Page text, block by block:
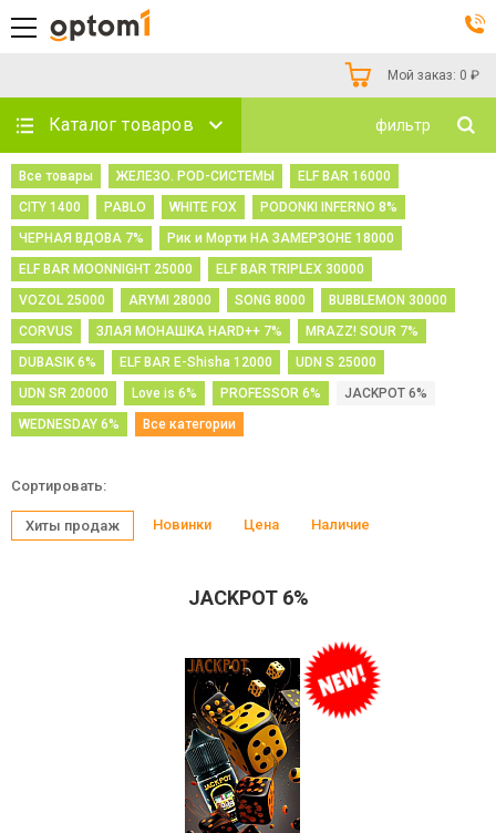
Мой заказ: 0 ₽
Каталог товаров фильтр
Все товары ЖЕЛЕЗО. POD-СИСТЕМЫ
ELF BAR 16000
CITY 1400
PABLO WHITE FOX
PODONKI INFERNO 8%
ЧЕРНАЯ ВДОВА 7%
Рик и Морти НА ЗАМЕРЗОНЕ 18000
ELF BAR MOONNIGHT 25000
ELF BAR TRIPLEX 30000
VOZOL 25000
ARYMI 28000 SONG 8000
BUBBLEMON 30000
CORVUS
ЗЛАЯ МОНАШКА HARD++ 7%
MRAZZ! SOUR 7%
DUBASIK 6%
ELF BAR E-Shisha 12000
UDN S 25000
UDN SR 20000
Love is 6% PROFESSOR 6%
JACKPOT 6%
WEDNESDAY 6%
Все категории
Сортировать:
Хиты продаж Новинки Цена Наличие
JACKPOT 6%